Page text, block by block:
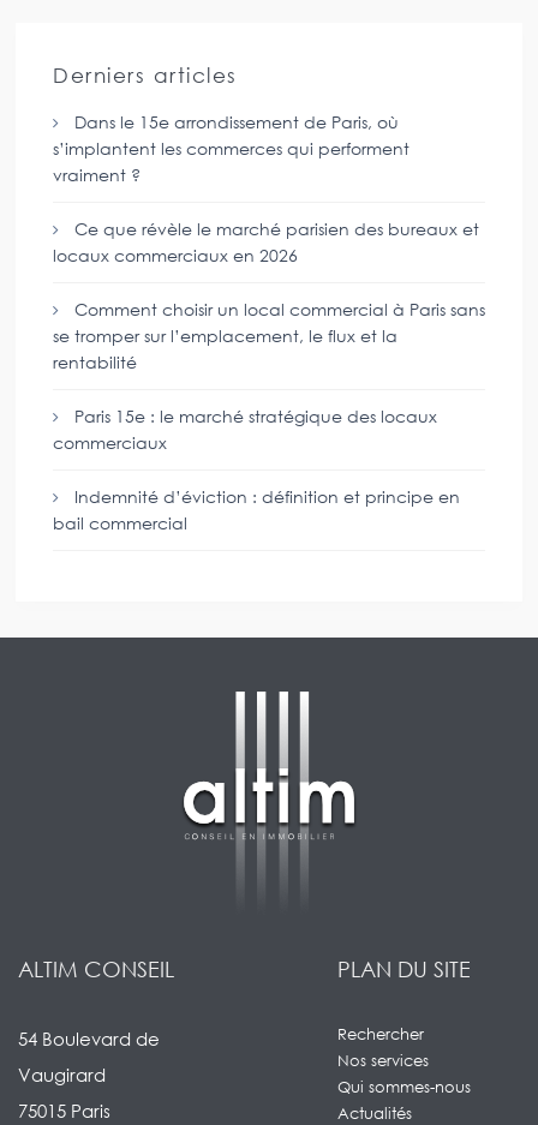
Derniers articles
Dans le 15e arrondissement de Paris, où
s’implantent les commerces qui performent
vraiment ?
Ce que révèle le marché parisien des bureaux et
locaux commerciaux en 2026
Comment choisir un local commercial à Paris sans
se tromper sur l’emplacement, le flux et la
rentabilité
Paris 15e : le marché stratégique des locaux
commerciaux
Indemnité d’éviction : définition et principe en
bail commercial
ALTIM CONSEIL
54 Boulevard de
Vaugirard
75015 Paris
PLAN DU SITE
Rechercher
Nos services
Qui sommes-nous
Actualités